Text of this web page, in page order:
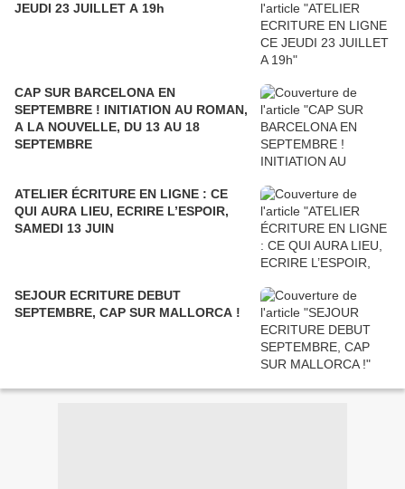
JEUDI 23 JUILLET A 19h
CAP SUR BARCELONA EN
SEPTEMBRE ! INITIATION AU ROMAN,
A LA NOUVELLE, DU 13 AU 18
SEPTEMBRE
ATELIER ÉCRITURE EN LIGNE : CE
QUI AURA LIEU, ECRIRE L’ESPOIR,
SAMEDI 13 JUIN
SEJOUR ECRITURE DEBUT
SEPTEMBRE, CAP SUR MALLORCA !